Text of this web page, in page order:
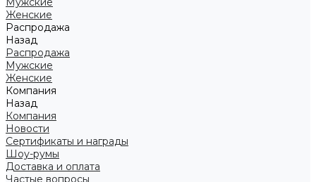
Женские
Распродажа
Назад
Распродажа
Мужские
Женские
Компания
Назад
Компания
Новости
Сертификаты и награды
Шоу-румы
Доставка и оплата
Частые вопросы